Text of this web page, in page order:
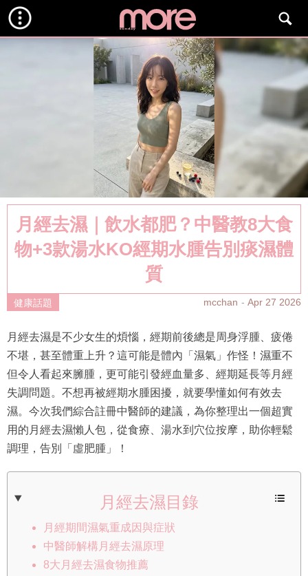
月經去濕｜飲水都肥？中醫教8大食
物+3款湯水KO經期水腫告別痰濕體
質
健康話題 mcchan Apr 27 2026
月經去濕是不少女生的煩惱，經期前後總是周身浮腫、疲倦
不堪，甚至體重上升？這可能是體內「濕氣」作怪！濕重不
但令人看起來臃腫，更可能引發經血量多、經期延長等月經
失調問題。不想再被經期水腫困擾，就要學懂如何有效去
濕。今次我們綜合註冊中醫師的建議，為你整理出一個超實
用的月經去濕懶人包，從食療、湯水到穴位按摩，助你輕鬆
調理，告別「虛肥腫」！
月經去濕目錄
月經期間濕氣重成因與症狀
中醫師解構月經去濕原理
8大月經去濕食物推薦